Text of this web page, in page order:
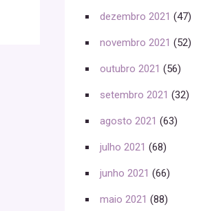
dezembro 2021 (47)
novembro 2021 (52)
outubro 2021 (56)
setembro 2021 (32)
agosto 2021 (63)
julho 2021 (68)
junho 2021 (66)
maio 2021 (88)